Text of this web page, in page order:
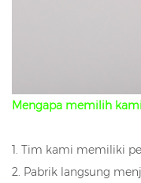
Mengapa memilih
1. Tim kami memiliki
2. Pabrik langsung